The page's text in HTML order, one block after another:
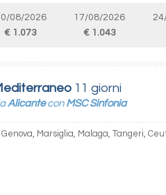
08/2026
€ 1.073
17/08/2026
€ 1.043
11 giorni
Alicantecon MSC Sinfonia
Marsiglia, Malaga, Tangeri,